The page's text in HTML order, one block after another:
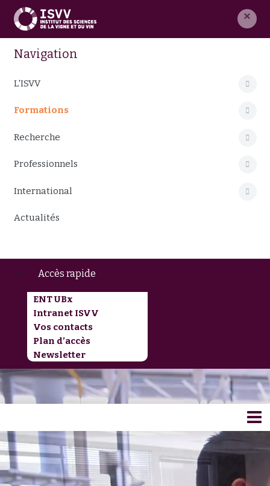
×
Navigation
L'ISVV
Formations
Recherche
Professionnels
International
Actualités
Accès rapide
ENT UBx
Intranet ISVV
Vos contacts
Plan d’accès
Newsletter